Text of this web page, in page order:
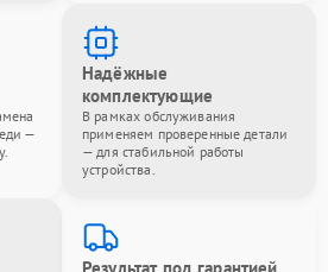
—
Надёжные
комплектующие
В рамках обслуживания
применяем проверенные детали
— для стабильной работы
устройства.